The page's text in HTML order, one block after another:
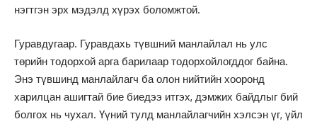
нэгтгэн эрх мэдэлд хүрэх боломжтой.
Гуравдугаар. Гуравдахь түвшний манлайлал нь улс
төрийн тодорхой арга барилаар тодорхойлогддог байна.
Энэ түвшинд манлайлагч ба олон нийтийн хооронд
харилцан ашигтай бие биедээ итгэх, дэмжих байдлыг бий
болгох нь чухал. Үүний тулд манлайлагчийн хэлсэн үг, үйл